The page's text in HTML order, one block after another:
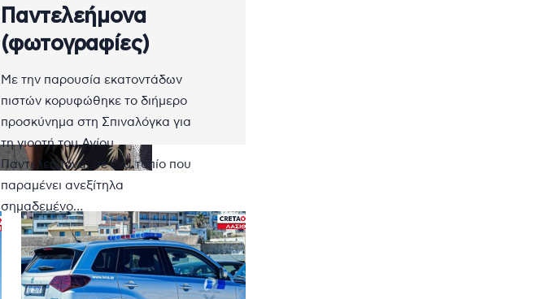
Παντελεήμονα
(φωτογραφίες)
Με την παρουσία εκατοντάδων
πιστών κορυφώθηκε το διήμερο
προσκύνημα στη Σπιναλόγκα για
τη γιορτή του Αγίου
Παντελεήμονα, σε ένα τοπίο που
παραμένει ανεξίτηλα
σημαδεμένο…